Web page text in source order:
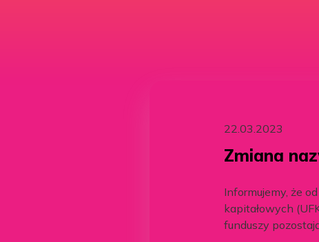
22.03.2023
Zmiana
Informujemy, że
kapitałowych
funduszy